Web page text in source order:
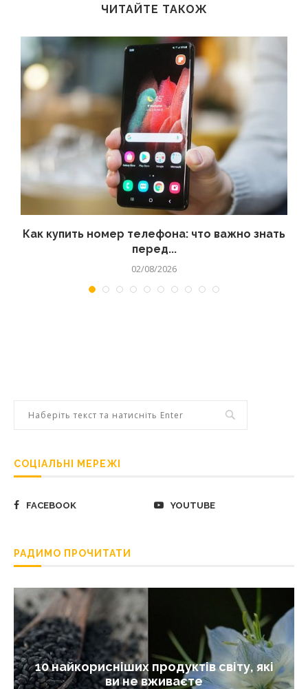
ЧИТАЙТЕ ТАКОЖ
Как купить номер телефона: что важно знать
перед...
02/08/2026
СОЦІАЛЬНІ МЕРЕЖІ
FACEBOOK YOUTUBE
РАДИМО ПРОЧИТАТИ
10 найкорисніших продуктів світу, які
ви не вживаєте